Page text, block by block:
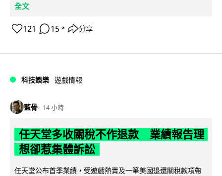
全文
121 15 ↗ 分享
科技娛樂 遊戲情報
藍骨 14 小時
任天堂多收關稅不作退款 業績報告理
想卻惹集體訴訟
任天堂公布首季業績，受遊戲熱賣及一筆美國退還關稅款項帶